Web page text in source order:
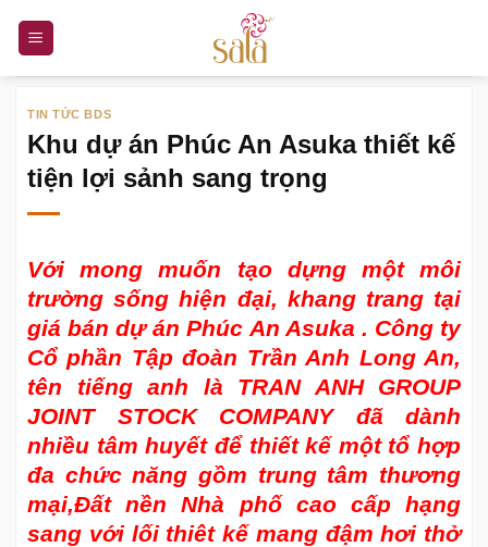
nội
TIN TỨC BDS
Khu dự án Phúc An Asuka thiết kế
tiện lợi sảnh sang trọng
Với mong muốn tạo dựng một môi
trường sống hiện đại, khang trang tại
giá bán dự án Phúc An Asuka . Công ty
Cổ phần Tập đoàn Trần Anh Long An,
tên tiếng anh là TRAN ANH GROUP
JOINT STOCK COMPANY đã dành
nhiều tâm huyết để thiết kế một tổ hợp
đa chức năng gồm trung tâm thương
mại,Đất nền Nhà phố cao cấp hạng
sang với lối thiêt kế mang đậm hơi thở